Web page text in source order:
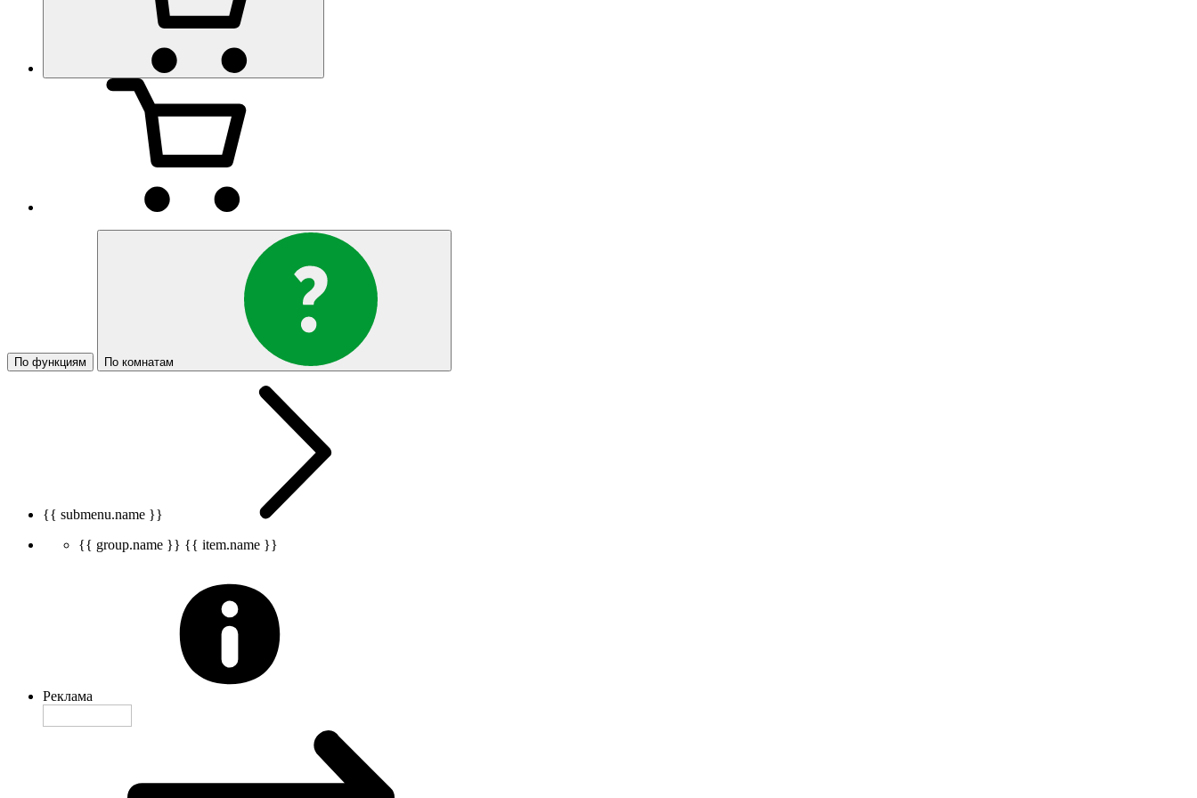
По функциям По комнатам
{{ submenu.name }}
{{ group.name }} {{ item.name }}
Реклама